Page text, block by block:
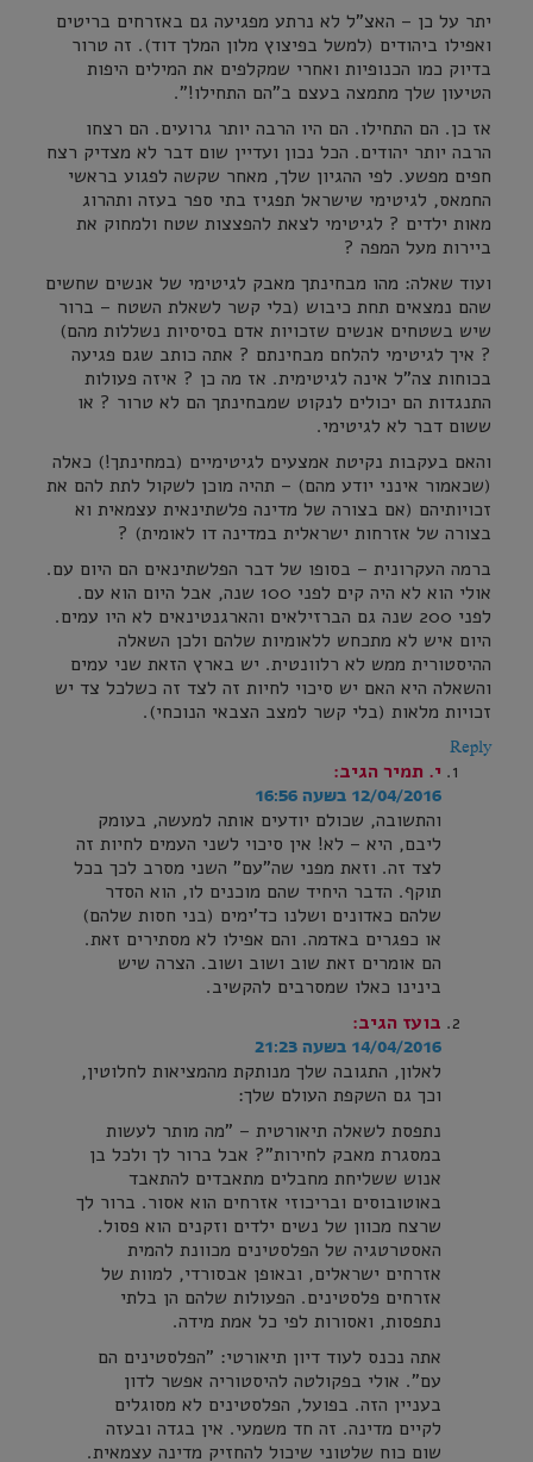
יתר על כן – האצ"ל לא נרתע מפגיעה גם באזרחים בריטים
ואפילו ביהודים (למשל בפיצוץ מלון המלך דוד). זה טרור
בדיוק כמו הכנופיות ואחרי שמקלפים את המילים היפות
הטיעון שלך מתמצה בעצם ב"הם התחילו!".
אז כן. הם התחילו. הם היו הרבה יותר גרועים. הם רצחו
הרבה יותר יהודים. הכל נכון ועדיין שום דבר לא מצדיק רצח
חפים מפשע. לפי ההגיון שלך, מאחר שקשה לפגוע בראשי
החמאס, לגיטימי שישראל תפגיז בתי ספר בעזה ותהרוג
מאות ילדים ? לגיטימי לצאת להפצצות שטח ולמחוק את
ביירות מעל המפה ?
ועוד שאלה: מהו מבחינתך מאבק לגיטימי של אנשים שחשים
שהם נמצאים תחת כיבוש (בלי קשר לשאלת השטח – ברור
שיש בשטחים אנשים שזכויות אדם בסיסיות נשללות מהם)
? איך לגיטימי להלחם מבחינתם ? אתה כותב שגם פגיעה
בכוחות צה"ל אינה לגיטימית. אז מה כן ? איזה פעולות
התנגדות הם יכולים לנקוט שמבחינתך הם לא טרור ? או
ששום דבר לא לגיטימי.
והאם בעקבות נקיטת אמצעים לגיטימיים (במחינתך!) כאלה
(שכאמור אינני יודע מהם) – תהיה מוכן לשקול לתת להם את
זכויותיהם (אם בצורה של מדינה פלשתינאית עצמאית וא
בצורה של אזרחות ישראלית במדינה דו לאומית) ?
ברמה העקרונית – בסופו של דבר הפלשתינאים הם היום עם.
אולי הוא לא היה קים לפני 100 שנה, אבל היום הוא עם.
לפני 200 שנה גם הברזילאים והארגנטינאים לא היו עמים.
היום איש לא מתכחש ללאומיות שלהם ולכן השאלה
ההיסטורית ממש לא רלוונטית. יש בארץ הזאת שני עמים
והשאלה היא האם יש סיכוי לחיות זה לצד זה כשלכל צד יש
זכויות מלאות (בלי קשר למצב הצבאי הנוכחי).
Reply
י. תמיר הגיב:
12/04/2016 בשעה 16:56
והתשובה, שכולם יודעים אותה למעשה, בעומק
ליבם, היא – לא! אין סיכוי לשני העמים לחיות זה
לצד זה. וזאת מפני שה"עם" השני מסרב לכך בכל
תוקף. הדבר היחיד שהם מוכנים לו, הוא הסדר
שלהם כאדונים ושלנו כד'ימים (בני חסות שלהם)
או כפגרים באדמה. והם אפילו לא מסתירים זאת.
הם אומרים זאת שוב ושוב ושוב. הצרה שיש
בינינו כאלו שמסרבים להקשיב.
בועז הגיב:
14/04/2016 בשעה 21:23
לאלון, התגובה שלך מנותקת מהמציאות לחלוטין,
וכך גם השקפת העולם שלך:
נתפסת לשאלה תיאורטית – "מה מותר לעשות
במסגרת מאבק לחירות"? אבל ברור לך ולכל בן
אנוש ששליחת מחבלים מתאבדים להתאבד
באוטובוסים ובריכוזי אזרחים הוא אסור. ברור לך
שרצח מכוון של נשים ילדים וזקנים הוא פסול.
האסטרטגיה של הפלסטינים מכוונת להמית
אזרחים ישראלים, ובאופן אבסורדי, למוות של
אזרחים פלסטינים. הפעולות שלהם הן בלתי
נתפסות, ואסורות לפי כל אמת מידה.
אתה נכנס לעוד דיון תיאורטי: "הפלסטינים הם
עם". אולי בפקולטה להיסטוריה אפשר לדון
בעניין הזה. בפועל, הפלסטינים לא מסוגלים
לקיים מדינה. זה חד משמעי. אין בגדה ובעזה
שום כוח שלטוני שיכול להחזיק מדינה עצמאית.